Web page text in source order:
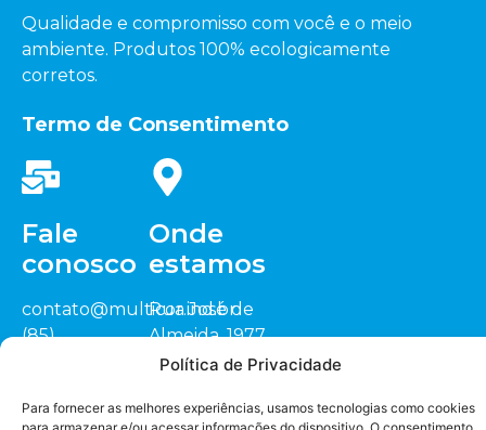
Política de Privacidade
Para fornecer as melhores experiências, usamos tecnologias como cookies
Qualidade e compromisso com você e o meio
ambiente. Produtos 100% ecologicamente
corretos.
Termo de Consentimento
Fale
conosco
contato@multicor.ind.br
(85)
Onde
estamos
Rua José de
Almeida, 1977
Sitio Cardeais,
Jaguaruana/CE
representante